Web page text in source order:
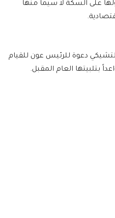
على السكة لا سيما منها
دعوة للرئيس عون للقيام
بتلبيتها العام المقبل.